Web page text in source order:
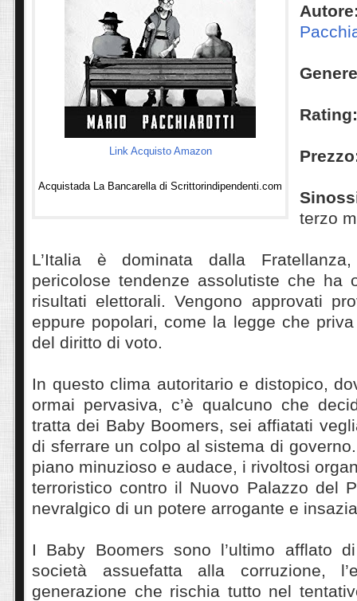
Link Acquisto Amazon
Acquistada La Bancarella di Scrittorindipendenti.com
S
terzo
L’Italia è dominata dalla
pericolose tendenze assolutiste che ha
risultati elettorali. Vengono approvati
eppure popolari, come la legge che
del diritto di voto.
In questo clima autoritario e distopico,
ormai pervasiva, c’è qualcuno che
tratta dei Baby Boomers, sei affiatati
di sferrare un colpo al sistema di
piano minuzioso e audace, i rivoltosi
terroristico contro il Nuovo Palazzo del
nevralgico di un potere arrogante e
I Baby Boomers sono l’ultimo afflato
società assuefatta alla corruzione,
generazione che rischia tutto nel